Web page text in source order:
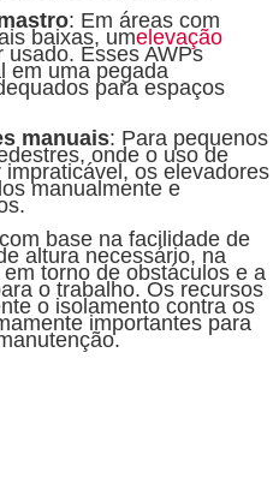
: Em áreas com
baixas, umelevação
usado. Esses AWPs
em uma pegada
para espaços
manuais: Para pequenos
onde o uso de
os elevadores
manualmente e
base na facilidade de
altura necessário, na
torno de obstáculos e a
o trabalho. Os recursos
o isolamento contra os
importantes para